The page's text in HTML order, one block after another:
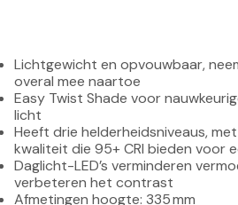
Lichtgewicht en opvouwbaar,
overal mee naartoe
Easy Twist Shade voor
licht
Heeft drie helderheidsniveaus, met
kwaliteit die 95+ CRI bieden voor
Daglicht-LED’s verminderen
verbeteren het contrast
Afmetingen hoogte: 335 mm